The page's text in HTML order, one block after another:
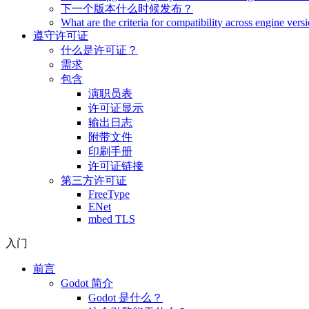
下一个版本什么时候发布？
What are the criteria for compatibility across engine
遵守许可证
什么是许可证？
需求
包含
演职员表
许可证显示
输出日志
附带文件
印刷手册
许可证链接
第三方许可证
FreeType
ENet
mbed TLS
入门
前言
Godot 简介
Godot 是什么？